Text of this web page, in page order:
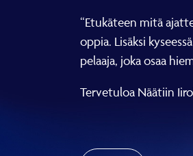
“Etukäteen mitä
oppia. Lisäksi
pelaaja, joka osaa
Tervetuloa Näätiin